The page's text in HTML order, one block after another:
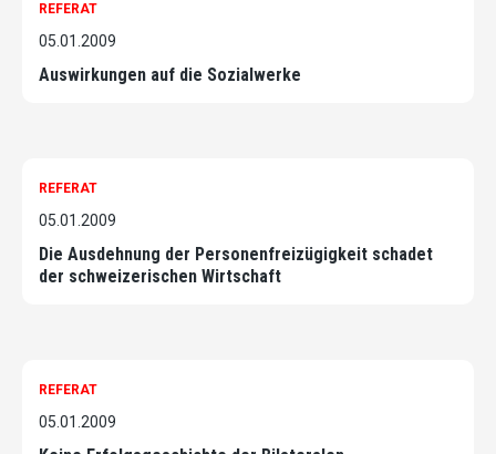
REFERAT
05.01.2009
Auswirkungen auf die Sozialwerke
REFERAT
05.01.2009
Die Ausdehnung der Personenfreizügigkeit schadet
der schweizerischen Wirtschaft
REFERAT
05.01.2009